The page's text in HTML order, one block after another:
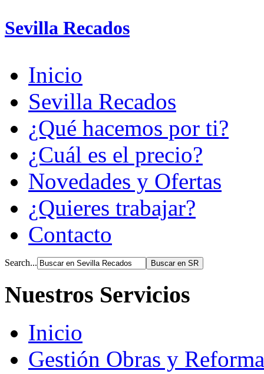
Sevilla Recados
Inicio
Sevilla Recados
¿Qué hacemos por ti?
¿Cuál es el precio?
Novedades y Ofertas
¿Quieres trabajar?
Contacto
Search...
Nuestros Servicios
Inicio
Gestión Obras y